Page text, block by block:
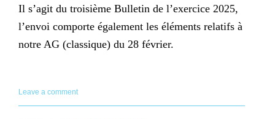
Il s’agit du troisième Bulletin de l’exercice 2025,
l’envoi comporte également les éléments relatifs à
notre AG (classique) du 28 février.
Leave a comment